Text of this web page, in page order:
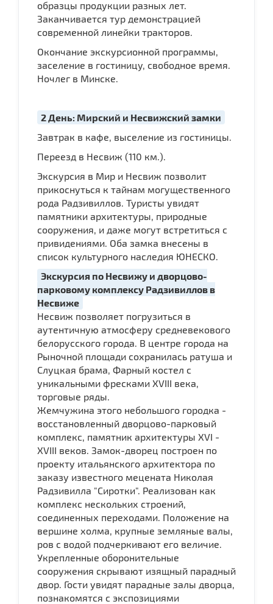
образцы продукции разных лет.
Заканчивается тур демонстрацией
современной линейки тракторов.
Окончание экскурсионной программы,
заселение в гостиницу, свободное время.
Ночлег в Минске.
2 День: Мирский и Несвижский замки
Завтрак в кафе, выселение из гостиницы.
Переезд в Несвиж (110 км.).
Экскурсия в Мир и Несвиж позволит
прикоснуться к тайнам могущественного
рода Радзивиллов. Туристы увидят
памятники архитектуры, природные
сооружения, и даже могут встретиться с
привидениями. Оба замка внесены в
список культурного наследия ЮНЕСКО.
Экскурсия по Несвижу и дворцово-
парковому комплексу Радзивиллов в
Несвиже
Несвиж позволяет погрузиться в
аутентичную атмосферу средневекового
белорусского города. В центре города на
Рыночной площади сохранилась ратуша и
Слуцкая брама, Фарный костел с
уникальными фресками XVIII века,
торговые ряды.
Жемчужина этого небольшого городка -
восстановленный дворцово-парковый
комплекс, памятник архитектуры XVI -
XVIII веков. Замок-дворец построен по
проекту итальянского архитектора по
заказу известного мецената Николая
Радзивилла "Сиротки". Реализован как
комплекс нескольких строений,
соединенных переходами. Положение на
вершине холма, крупные земляные валы,
ров с водой подчеркивают его величие.
Укрепленные оборонительные
сооружения скрывают изящный парадный
двор. Гости увидят парадные залы дворца,
познакомятся с экспозициями